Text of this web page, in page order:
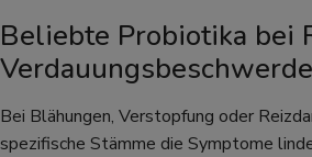
Beliebte Probiotika bei
Bei Blähungen, Verstopfung oder
spezifische Stämme die Symptome